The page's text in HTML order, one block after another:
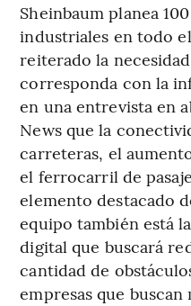
Sheinbaum planea
industriales en todo
reiterado la
corresponda con la
en una entrevista en
News que la
carreteras, el
el ferrocarril de
elemento destacado
equipo también está
digital que buscará
cantidad de
empresas que